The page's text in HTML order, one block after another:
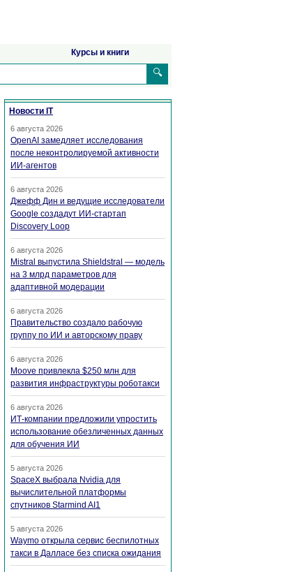
Курсы и книги
🔍
Новости IT
6 августа 2026
OpenAI замедляет исследования
после неконтролируемой активности
ИИ-агентов
6 августа 2026
Джефф Дин и ведущие исследователи
Google создадут ИИ-стартап
Discovery Loop
6 августа 2026
Mistral выпустила Shieldstral — модель
на 3 млрд параметров для
адаптивной модерации
6 августа 2026
Правительство создало рабочую
группу по ИИ и авторскому праву
6 августа 2026
Moove привлекла $250 млн для
развития инфраструктуры роботакси
6 августа 2026
ИТ-компании предложили упростить
использование обезличенных данных
для обучения ИИ
5 августа 2026
SpaceX выбрала Nvidia для
вычислительной платформы
спутников Starmind AI1
5 августа 2026
Waymo открыла сервис беспилотных
такси в Далласе без списка ожидания